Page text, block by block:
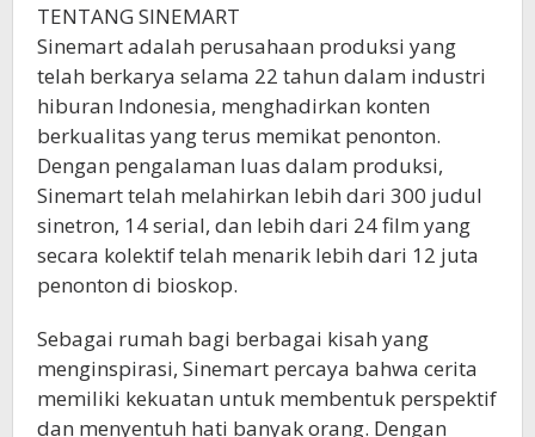
TENTANG SINEMART
Sinemart adalah perusahaan produksi yang
telah berkarya selama 22 tahun dalam industri
hiburan Indonesia, menghadirkan konten
berkualitas yang terus memikat penonton.
Dengan pengalaman luas dalam produksi,
Sinemart telah melahirkan lebih dari 300 judul
sinetron, 14 serial, dan lebih dari 24 film yang
secara kolektif telah menarik lebih dari 12 juta
penonton di bioskop.
Sebagai rumah bagi berbagai kisah yang
menginspirasi, Sinemart percaya bahwa cerita
memiliki kekuatan untuk membentuk perspektif
dan menyentuh hati banyak orang. Dengan